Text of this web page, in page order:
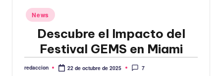
Publicado
en
News
Descubre el Impacto del
Festival GEMS en Miami
Publicado
redaccion 22 de octubre de 2025 7